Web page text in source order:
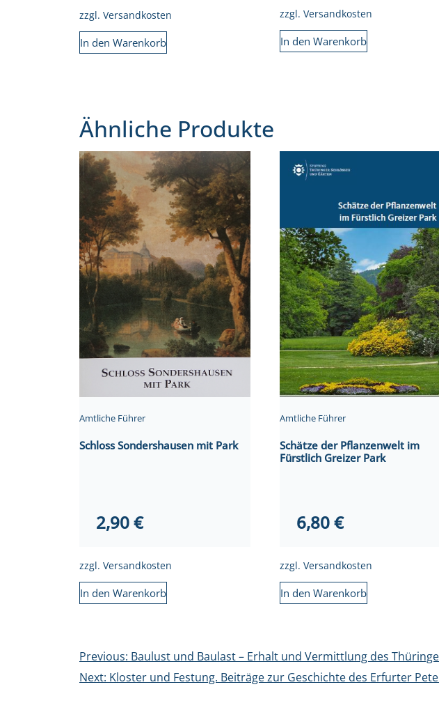
zzgl. Versandkosten
In den Warenkorb
zzgl.Versandkosten
In den Warenkorb
Ähnliche Produkte
Amtliche Führer
Schloss Sondershausen mit Park
2,90€
zzgl. Versandkosten
In den Warenkorb
Amtliche Führer
Schätze der Pflanzenwelt im
Fürstlich Greizer Park
6,80€
zzgl.Versandkosten
In den Warenkorb
Beitragsnavigation
Previous: Baulust und Baulast – Erhalt und Vermittlung des
Next: Kloster und Festung. Beiträge zur Geschichte des Erfurter